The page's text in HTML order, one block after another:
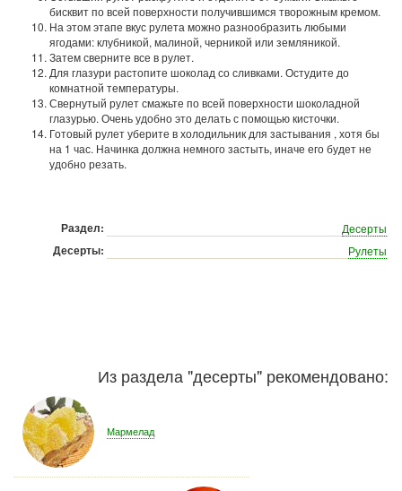
бисквит по всей поверхности получившимся творожным кремом.
На этом этапе вкус рулета можно разнообразить любыми
ягодами: клубникой, малиной, черникой или земляникой.
Затем сверните все в рулет.
Для глазури растопите шоколад со сливками. Остудите до
комнатной температуры.
Свернутый рулет смажьте по всей поверхности шоколадной
глазурью. Очень удобно это делать с помощью кисточки.
Готовый рулет уберите в холодильник для застывания , хотя бы
на 1 час. Начинка должна немного застыть, иначе его будет не
удобно резать.
Раздел: Десерты
Десерты: Рулеты
Из раздела "десерты" рекомендовано:
Мармелад